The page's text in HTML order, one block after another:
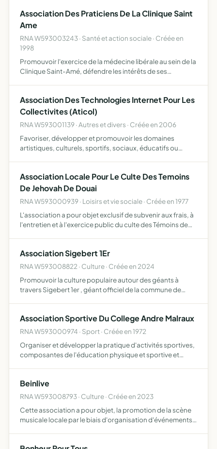
oeuvres …
Association Des Praticiens De La Clinique Saint
Ame
RNA W593003243 · Santé et action sociale · Créée en
1998
Promouvoir l'exercice de la médecine libérale au sein de la
Clinique Saint-Amé, défendre les intérêts de ses
r…
Association Des Technologies Internet Pour Les
Collectivites (Aticol)
RNA W593001139 · Autres et divers · Créée en 2006
Favoriser, développer et promouvoir les domaines
artistiques, culturels, sportifs, sociaux, éducatifs ou
Association Locale Pour Le Culte Des Temoins
De Jehovah De Douai
RNA W593000939 · Loisirs et vie sociale · Créée en 1977
L'association a pour objet exclusif de subvenir aux frais, à
l'entretien et à l'exercice public du culte des Témoins de
Association Sigebert 1Er
RNA W593008822 · Culture · Créée en 2024
Promouvoir la culture populaire autour des géants à
travers Sigebert 1er , géant officiel de la commune de
com…
Association Sportive Du College Andre Malraux
RNA W593000974 · Sport · Créée en 1972
Organiser et développer la pratique d'activités sportives,
composantes de l'éducation physique et sportive et
Beinlive
RNA W593008793 · Culture · Créée en 2023
Cette association a pour objet, la promotion de la scène
musicale locale par le biais d'organisation d'événements